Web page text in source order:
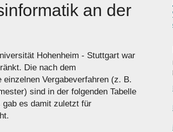
an der
Hohenheim - Stuttgart war
Die nach dem
Vergabeverfahren (z. B.
sind in der folgenden Tabelle
gab es damit zuletzt für